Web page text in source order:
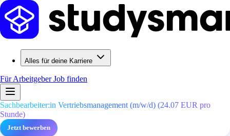
Alles für deine Karriere
Für ArbeitgeberJob finden
Sachbearbeiter:in Vertriebsmanagement (m/w/d) (24.07 EUR pro
Stunde)
Jetzt bewerben